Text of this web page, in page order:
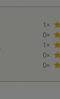
1×
0×
1×
0×
0×